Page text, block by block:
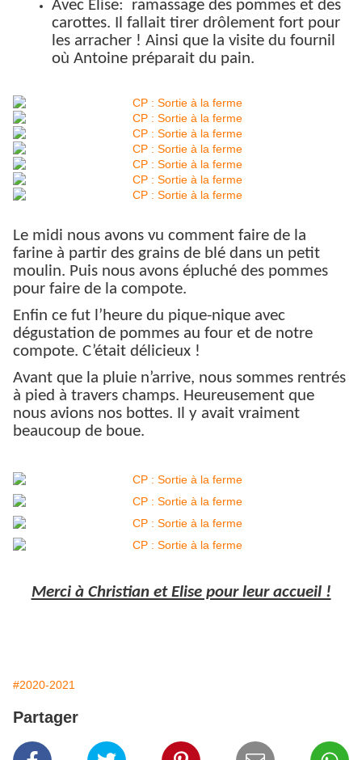
Avec Elise: ramassage des pommes et des
carottes. Il fallait tirer drôlement fort pour
les arracher ! Ainsi que la visite du fournil
où Antoine préparait du pain.
Le midi nous avons vu comment faire de la
farine à partir des grains de blé dans un petit
moulin. Puis nous avons épluché des pommes
pour faire de la compote.
Enfin ce fut l’heure du pique-nique avec
dégustation de pommes au four et de notre
compote. C’était délicieux !
Avant que la pluie n’arrive, nous sommes rentrés
à pied à travers champs. Heureusement que
nous avions nos bottes. Il y avait vraiment
beaucoup de boue.
Merci à Christian et Elise pour leur accueil !
#2020-2021
Partager